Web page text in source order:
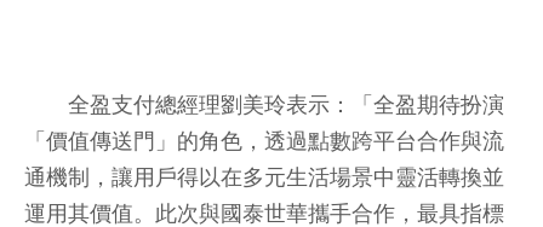
全盈支付總經理劉美玲表示：「全盈期待扮演
「價值傳送門」的角色，透過點數跨平台合作與流
通機制，讓用戶得以在多元生活場景中靈活轉換並
運用其價值。此次與國泰世華攜手合作，最具指標